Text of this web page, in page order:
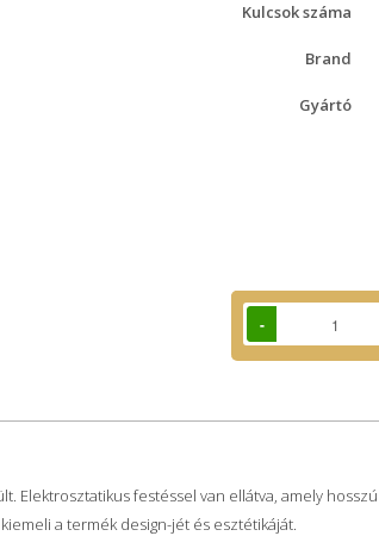
Kulcsok száma
Brand
Gyártó
-
Elektrosztatikus festéssel van ellátva, amely
a termék design-jét és esztétikáját.